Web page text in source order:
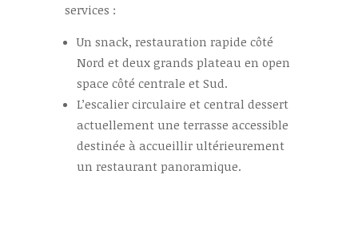
services :
Un snack, restauration rapide côté
Nord et deux grands plateau en open
space côté centrale et Sud.
L’escalier circulaire et central dessert
actuellement une terrasse accessible
destinée à accueillir ultérieurement
un restaurant panoramique.